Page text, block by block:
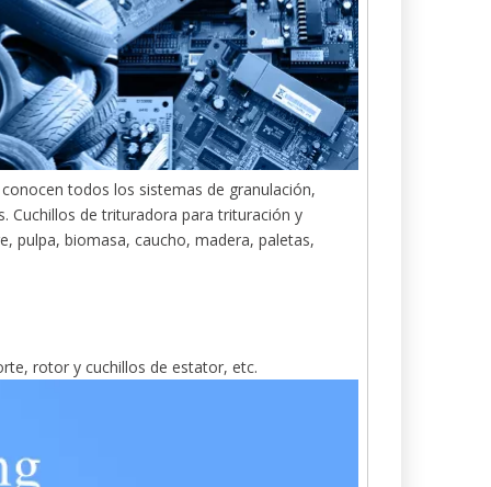
todos los sistemas de granulación,
Cuchillos de trituradora para trituración y
pulpa, biomasa, caucho, madera, paletas,
rotor y cuchillos de estator, etc.